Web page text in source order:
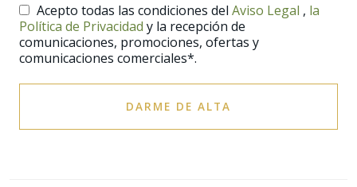
Acepto todas las condiciones del Aviso Legal , la
Política de Privacidad y la recepción de
comunicaciones, promociones, ofertas y
comunicaciones comerciales*.
DARME DE ALTA